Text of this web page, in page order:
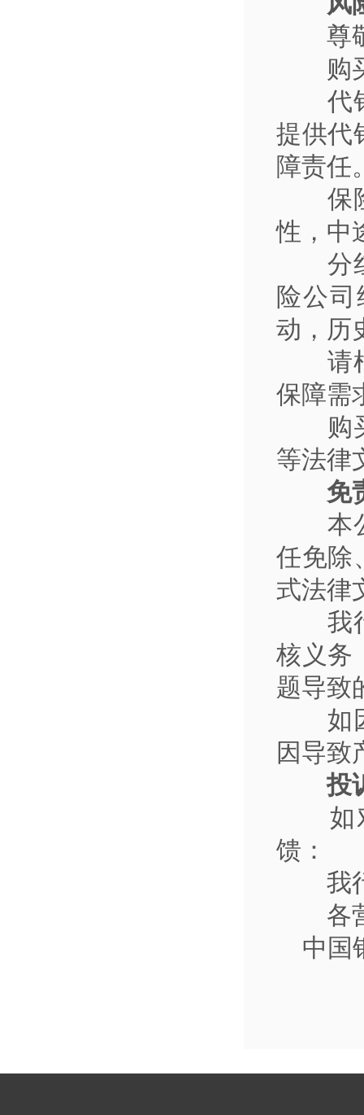
尊
购
代
提供代
障责任
保
性，中
分
险公
动，历
请
保障需
购
等法律
免
本
任免除
式法律
我
核义务
题导致
如
因导致
投
如
馈：
我
各
中国